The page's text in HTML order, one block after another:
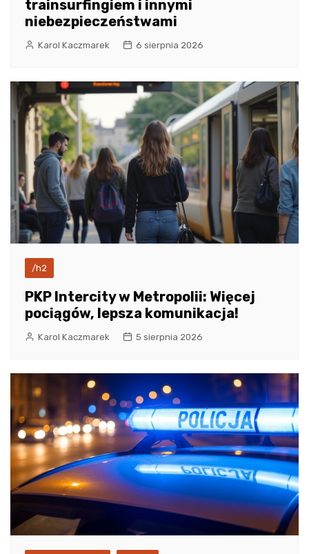
trainsurfingiem i innymi
niebezpieczeństwami
Karol Kaczmarek 6 sierpnia 2026
/h2
PKP Intercity w Metropolii: Więcej
pociągów, lepsza komunikacja!
Karol Kaczmarek 5 sierpnia 2026